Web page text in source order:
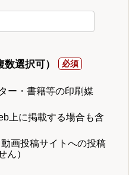
選択可）
ー・書籍等の印刷媒
上に掲載する場合も含
画投稿サイトへの投稿
ん）